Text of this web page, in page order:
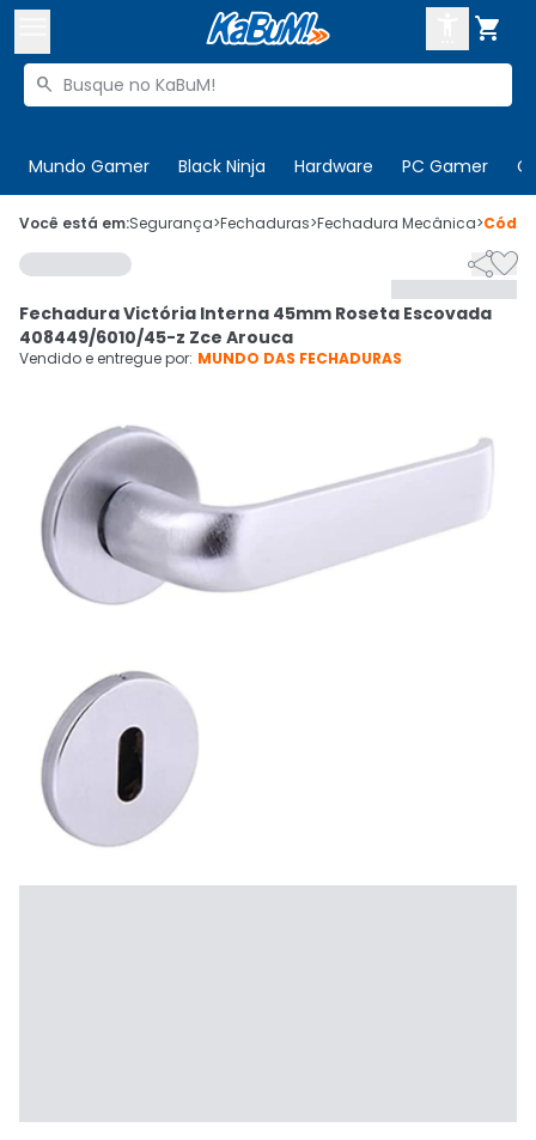

Buscar produtos

Mundo Gamer Black Ninja Hardware PC Gamer
 Olá. Acesse sua conta
 Departamentos
Cupons
Ativar tradutor em libras
CADASTRE-SE
Você está em:Segurança>Fechaduras>Fechadura Mecânica>

Fechadura Victória Interna 45mm Roseta Escovada
408449/6010/45-z Zce Arouca
Vendido e entregue por: MUNDO DAS FECHADURAS